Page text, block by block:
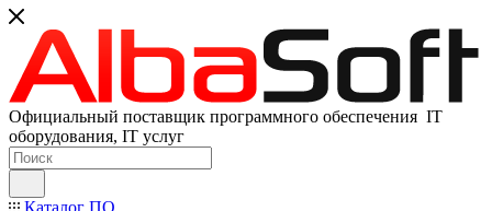
Официальный поставщик программного обеспечения IT
оборудования, IT услуг
Каталог ПО